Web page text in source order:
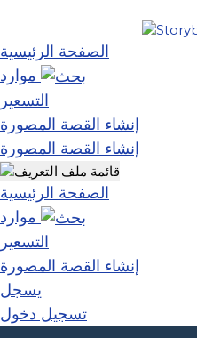
الصفحة الرئيسية
موارد
التسعير
إنشاء القصة المصورة
إنشاء القصة المصورة
الصفحة الرئيسية
موارد
التسعير
إنشاء القصة المصورة
يسجل
تسجيل دخول